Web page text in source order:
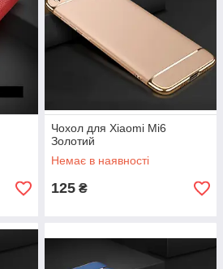
Чохол для Xiaomi Mi6
Золотий
Немає в наявності
125 ₴